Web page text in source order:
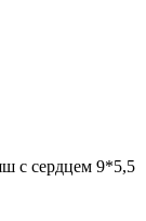
с сердцем 9*5,5